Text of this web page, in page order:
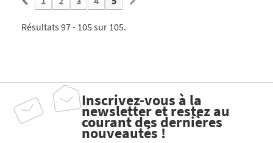
Résultats 97 - 105 sur 105.
Inscrivez-vous à la
newsletter et restez au
courant des dernières
nouveautés !